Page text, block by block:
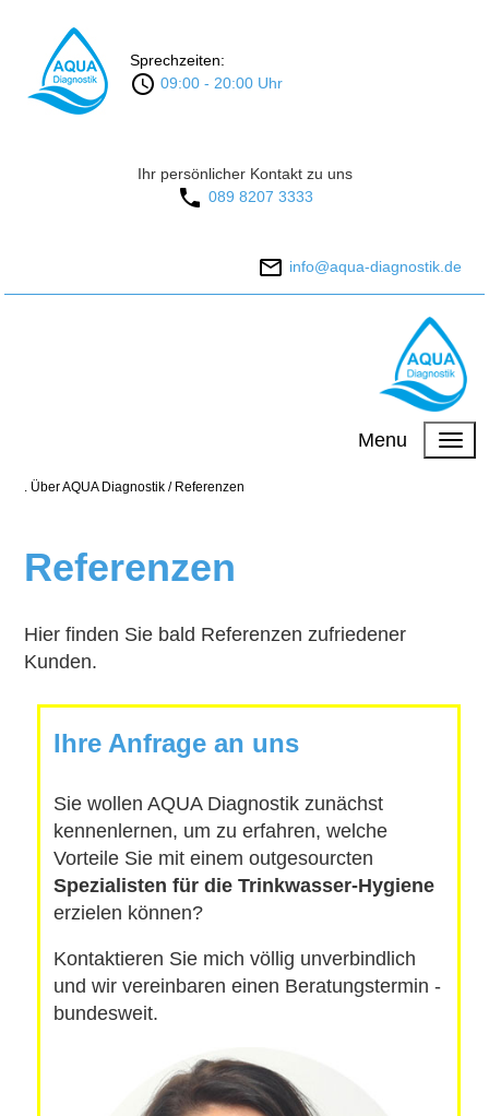
Sprechzeiten:
09:00 - 20:00 Uhr
Ihr persönlicher Kontakt zu uns
089 8207 3333
info@aqua-diagnostik.de
Menu
. Über AQUA Diagnostik / Referenzen
Referenzen
Hier finden Sie bald Referenzen zufriedener
Kunden.
Ihre Anfrage an uns
Sie wollen AQUA Diagnostik zunächst
kennenlernen, um zu erfahren, welche
Vorteile Sie mit einem outgesourcten
Spezialisten für die Trinkwasser-Hygiene
erzielen können?
Kontaktieren Sie mich völlig unverbindlich
und wir vereinbaren einen Beratungstermin -
bundesweit.